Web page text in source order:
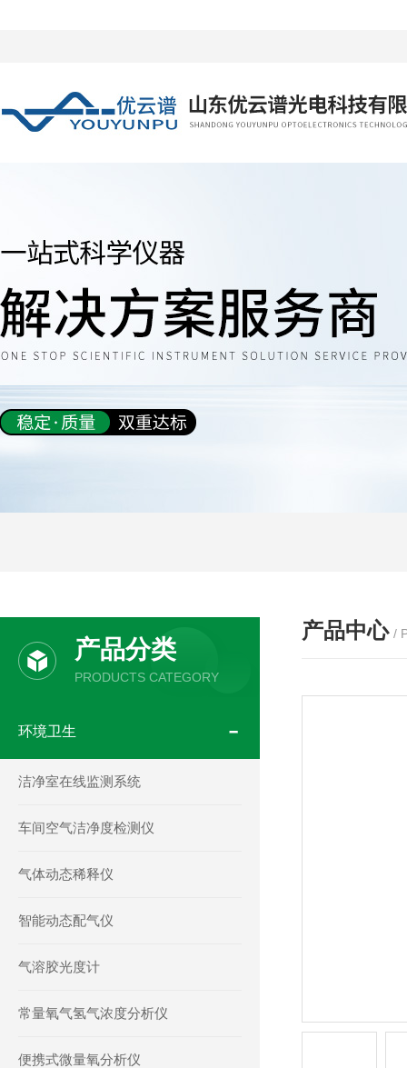
产品中心 /
产品分类
PRODUCTS CATEGORY
环境卫生
洁净室在线监测系统
车间空气洁净度检测仪
气体动态稀释仪
智能动态配气仪
气溶胶光度计
常量氧气氢气浓度分析仪
便携式微量氧分析仪